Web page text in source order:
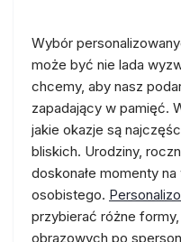
Wybór
może być nie lada
chcemy, aby nasz
zapadający w pamięć.
jakie okazje są
bliskich. Urodziny,
doskonałe momenty
osobistego.
przybierać różne
obrazowych po